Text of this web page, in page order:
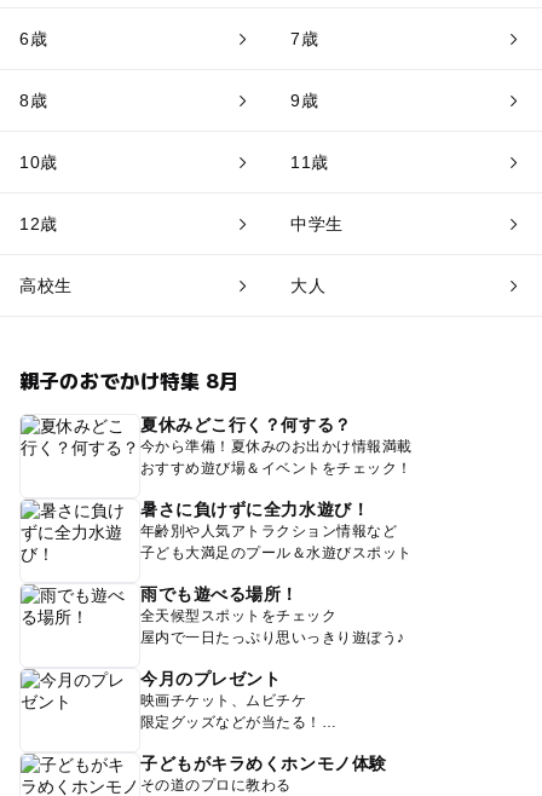
6歳 7歳
8歳 9歳
10歳 11歳
12歳 中学生
高校生 大人
親子のおでかけ特集 8月
夏休みどこ行く？何する？
今から準備！夏休みのお出かけ情報満載
おすすめ遊び場＆イベントをチェック！
暑さに負けずに全力水遊び！
年齢別や人気アトラクション情報など
子ども大満足のプール＆水遊びスポット
雨でも遊べる場所！
全天候型スポットをチェック
屋内で一日たっぷり思いっきり遊ぼう♪
今月のプレゼント
映画チケット、ムビチケ
限定グッズなどが当たる！
子どもがキラめくホンモノ体験
その道のプロに教わる